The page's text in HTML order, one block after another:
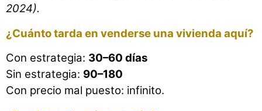
2024).
¿Cuánto tarda en venderse una vivienda aquí?
Con estrategia: 30–60 días
Sin estrategia: 90–180
Con precio mal puesto: infinito.